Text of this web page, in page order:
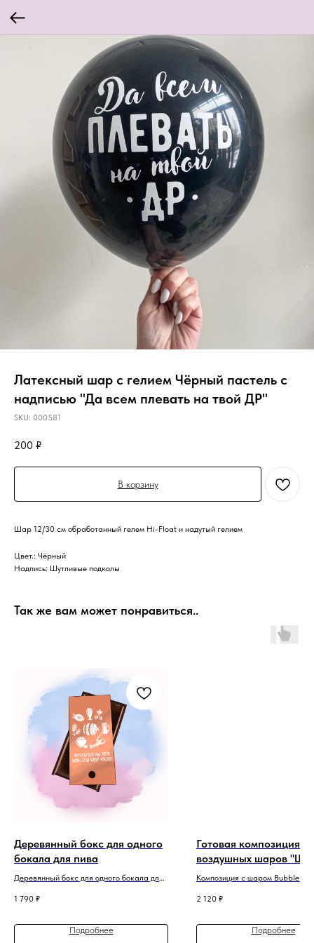
Латексный шар с гелием Чёрный пастель с
надписью "Да всем плевать на твой ДР"
SKU: 000581
200 ₽
В корзину
Шар 12/30 см обработанный гелем Hi-Float и надутый гелием
Цвет.: Чёрный
Надпись: Шутливые подколы
Так же вам может понравиться..
Деревянный бокс для одного
бокала для пива
Деревянный бокс для одного бокала для
1 790 ₽
Подробнее
Готовая композиция из
воздушных шаров
Bubble"
Композиция с шаром Bubble с
2 120 ₽
Подробнее